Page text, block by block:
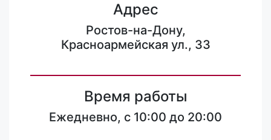
Адрес
Ростов-на-Дону,
Красноармейская ул., 33
Время работы
Ежедневно, с 10:00 до 20:00